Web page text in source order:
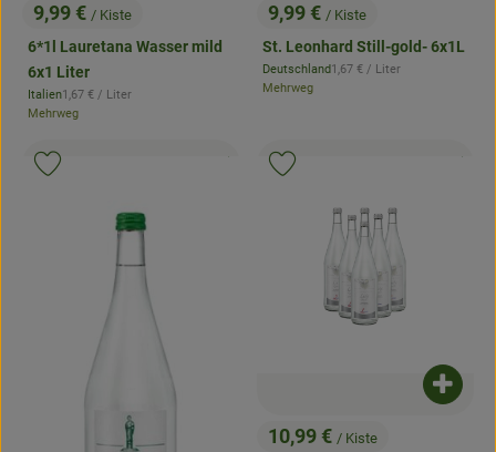
, Preis:
9,99 € / Kiste
6*1l Lauretana Wasser mild
6x1 Liter
, Herkunft:
Italien, Referenzpreis:
1,67 € / Liter
Mehrweg
, Preis:
9,99 € / Kiste
St. Leonhard Still-gold- 6x1L
, Herkunft:
Deutschland, Referenzpreis:
1,67 € / Liter
Mehrweg
10,99 € / Kiste
,